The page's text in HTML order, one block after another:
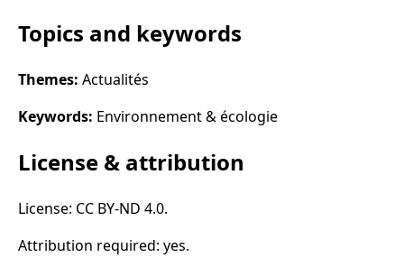
Topics and keywords
Themes: Actualités
Keywords: Environnement & écologie
License & attribution
License: CC BY-ND 4.0.
Attribution required: yes.